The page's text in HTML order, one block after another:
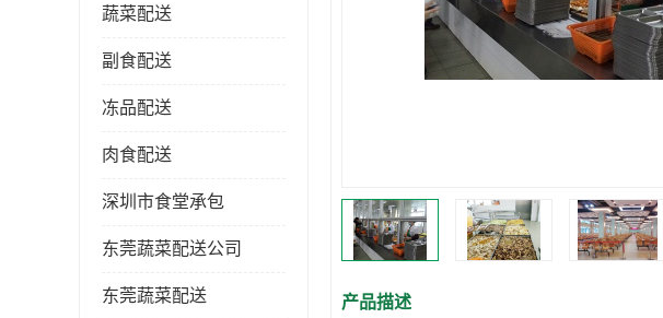
蔬菜配送
副食配送
冻品配送
肉食配送
深圳市食堂承包
东莞蔬菜配送公司
东莞蔬菜配送 产品描述